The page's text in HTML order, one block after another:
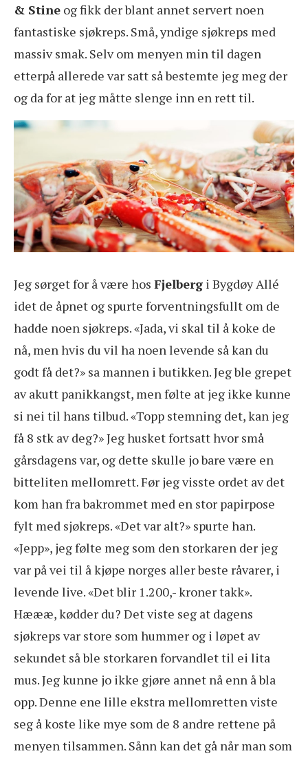
& Stine og fikk der blant annet servert noen
fantastiske sjøkreps. Små, yndige sjøkreps med
massiv smak. Selv om menyen min til dagen
etterpå allerede var satt så bestemte jeg meg der
og da for at jeg måtte slenge inn en rett til.
Jeg sørget for å være hos Fjelberg i Bygdøy Allé
idet de åpnet og spurte forventningsfullt om de
hadde noen sjøkreps. «Jada, vi skal til å koke de
nå, men hvis du vil ha noen levende så kan du
godt få det?» sa mannen i butikken. Jeg ble grepet
av akutt panikkangst, men følte at jeg ikke kunne
si nei til hans tilbud. «Topp stemning det, kan jeg
få 8 stk av deg?» Jeg husket fortsatt hvor små
gårsdagens var, og dette skulle jo bare være en
bitteliten mellomrett. Før jeg visste ordet av det
kom han fra bakrommet med en stor papirpose
fylt med sjøkreps. «Det var alt?» spurte han.
«Jepp», jeg følte meg som den storkaren der jeg
var på vei til å kjøpe norges aller beste råvarer, i
levende live. «Det blir 1.200,- kroner takk».
Hæææ, kødder du? Det viste seg at dagens
sjøkreps var store som hummer og i løpet av
sekundet så ble storkaren forvandlet til ei lita
mus. Jeg kunne jo ikke gjøre annet nå enn å bla
opp. Denne ene lille ekstra mellomretten viste
seg å koste like mye som de 8 andre rettene på
menyen tilsammen. Sånn kan det gå når man som